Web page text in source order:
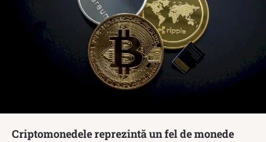
Criptomonedele reprezintă un fel de monede